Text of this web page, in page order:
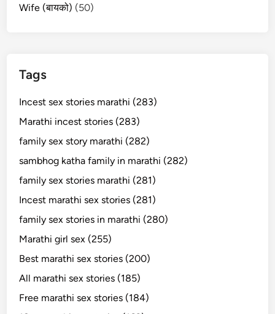
Wife (बायको) (50)
Tags
Incest sex stories marathi (283)
Marathi incest stories (283)
family sex story marathi (282)
sambhog katha family in marathi (282)
family sex stories marathi (281)
Incest marathi sex stories (281)
family sex stories in marathi (280)
Marathi girl sex (255)
Best marathi sex stories (200)
All marathi sex stories (185)
Free marathi sex stories (184)